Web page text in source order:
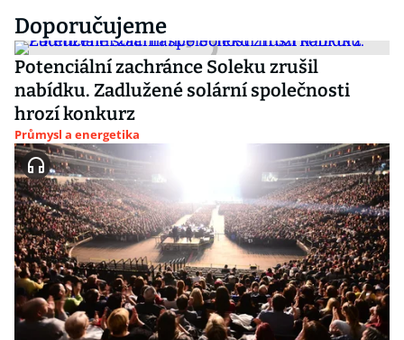
Doporučujeme
Potenciální zachránce Soleku zrušil
nabídku. Zadlužené solární společnosti
hrozí konkurz
Průmysl a energetika